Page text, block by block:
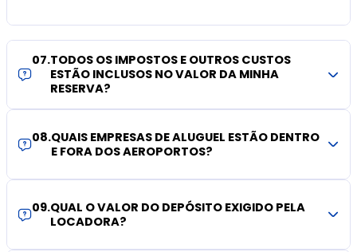
07.TODOS OS IMPOSTOS E OUTROS CUSTOS
ESTÃO INCLUSOS NO VALOR DA MINHA
RESERVA?
08.QUAIS EMPRESAS DE ALUGUEL ESTÃO DENTRO
E FORA DOS AEROPORTOS?
09.QUAL O VALOR DO DEPÓSITO EXIGIDO PELA
LOCADORA?